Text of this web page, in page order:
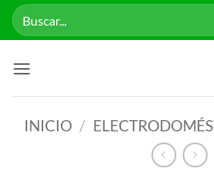
Saltar
Buscar
por:
INICIO /